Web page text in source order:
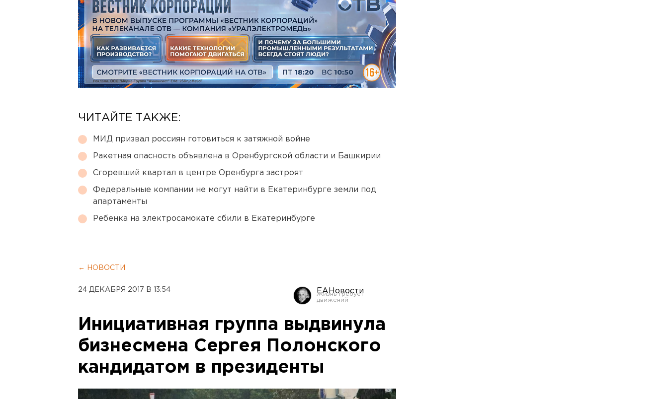
ЧИТАЙТЕ ТАКЖЕ:
МИД призвал россиян готовиться к затяжной войне
Ракетная опасность объявлена в Оренбургской области и Башкирии
Сгоревший квартал в центре Оренбурга застроят
Федеральные компании не могут найти в Екатеринбурге земли под
апартаменты
Ребенка на электросамокате сбили в Екатеринбурге
← НОВОСТИ
24 ДЕКАБРЯ 2017 В 13:54 ЕАНовости
Инициативная группа выдвинула
бизнесмена Сергея Полонского
кандидатом в президенты